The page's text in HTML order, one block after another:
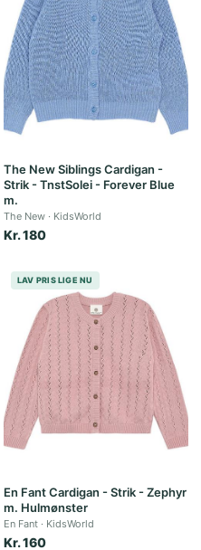
The New Siblings Cardigan -
Strik - TnstSolei - Forever Blue
m.
The New KidsWorld
Kr. 180
LAV PRIS LIGE NU
En Fant Cardigan - Strik - Zephyr
m. Hulmønster
En Fant KidsWorld
Kr. 160